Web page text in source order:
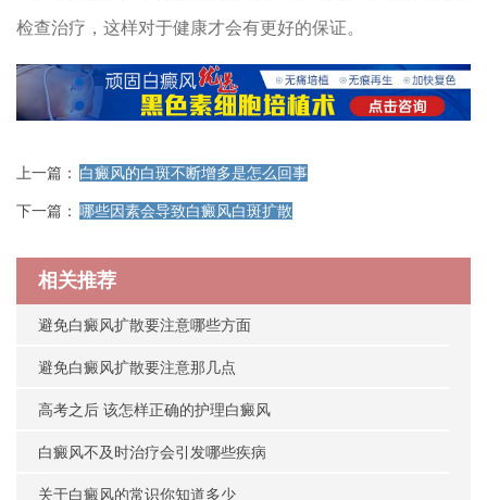
检查治疗，这样对于健康才会有更好的保证。
上一篇： 白癜风的白斑不断增多是怎么回事
下一篇： 哪些因素会导致白癜风白斑扩散
相关推荐
避免白癜风扩散要注意哪些方面
避免白癜风扩散要注意那几点
高考之后 该怎样正确的护理白癜风
白癜风不及时治疗会引发哪些疾病
关于白癜风的常识你知道多少